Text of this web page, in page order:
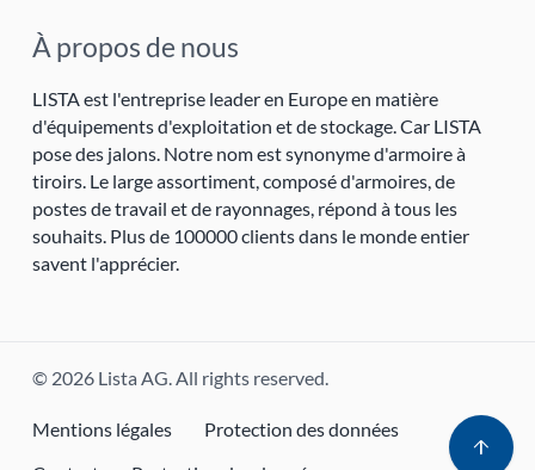
arrow_upward
À propos de nous
LISTA est l'entreprise leader en Europe en matière
d'équipements d'exploitation et de stockage. Car LISTA
pose des jalons. Notre nom est synonyme d'armoire à
tiroirs. Le large assortiment, composé d'armoires, de
postes de travail et de rayonnages, répond à tous les
souhaits. Plus de 100000 clients dans le monde entier
savent l'apprécier.
© 2026 Lista AG. All rights reserved.
Mentions légales
Protection des données